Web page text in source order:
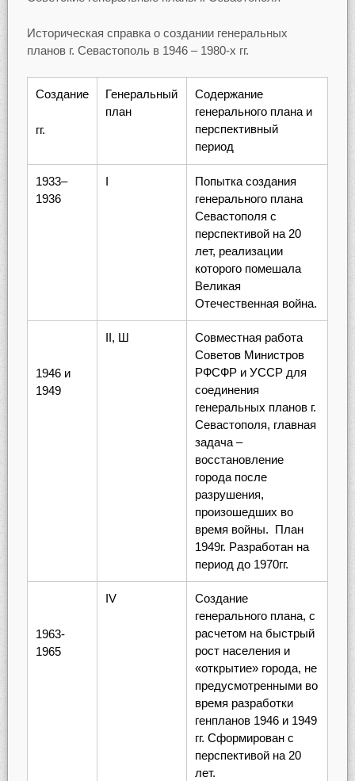
Историческая справка о создании генеральных
планов г. Севастополь в 1946 – 1980-х гг.
Создание
гг.
Генеральный
план
Содержание
генерального плана и
перспективный
период
1933–
1936
I
Попытка создания
генерального плана
Севастополя с
перспективой на 20
лет, реализации
которого помешала
Великая
Отечественная война.
1946 и
1949
II, Ш
Совместная работа
Советов Министров
РФСФР и УССР для
соединения
генеральных планов г.
Севастополя, главная
задача –
восстановление
города после
разрушения,
произошедших во
время войны. План
1949г. Разработан на
период до 1970гг.
1963-
1965
IV
Создание
генерального плана, с
расчетом на быстрый
рост населения и
«открытие» города, не
предусмотренными во
время разработки
генпланов 1946 и 1949
гг. Сформирован с
перспективой на 20
лет.